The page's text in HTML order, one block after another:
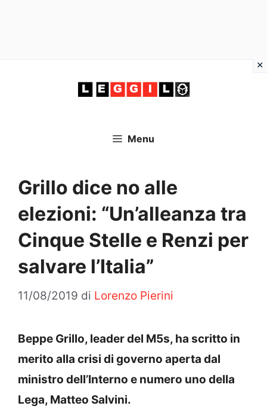
Menu
Grillo dice no alle
elezioni: “Un’alleanza tra
Cinque Stelle e Renzi per
salvare l’Italia”
11/08/2019 di Lorenzo Pierini
Beppe Grillo, leader del M5s, ha scritto in
merito alla crisi di governo aperta dal
ministro dell’Interno e numero uno della
Lega, Matteo Salvini.